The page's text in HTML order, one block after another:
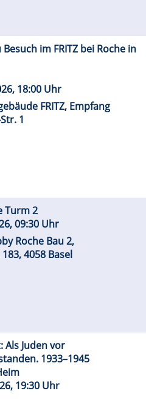
im FRITZ bei Roche in
18:00 Uhr
FRITZ, Empfang
1
Turm 2
09:30 Uhr
Roche Bau 2,
4058 Basel
Als Juden vor
1933–1945
19:30 Uhr